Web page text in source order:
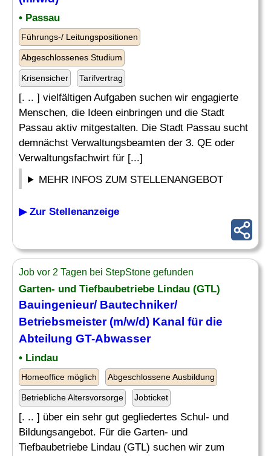
• Passau
Führungs-/ Leitungspositionen
Abgeschlossenes Studium
Krisensicher Tarifvertrag
[. .. ] vielfältigen Aufgaben suchen wir engagierte
Menschen, die Ideen einbringen und die Stadt
Passau aktiv mitgestalten. Die Stadt Passau sucht
demnächst Verwaltungsbeamten der 3. QE oder
Verwaltungsfachwirt für [...]
MEHR INFOS ZUM STELLENANGEBOT
▶ Zur Stellenanzeige
Job vor 2 Tagen bei StepStone gefunden
Garten- und Tiefbaubetriebe Lindau (GTL)
Bauingenieur/ Bautechniker/
Betriebsmeister (m/w/d) Kanal für die
Abteilung GT-Abwasser
• Lindau
Homeoffice möglich Abgeschlossene Ausbildung
Betriebliche Altersvorsorge Jobticket
[. .. ] über ein sehr gut gegliedertes Schul- und
Bildungsangebot. Für die Garten- und
Tiefbaubetriebe Lindau (GTL) suchen wir zum